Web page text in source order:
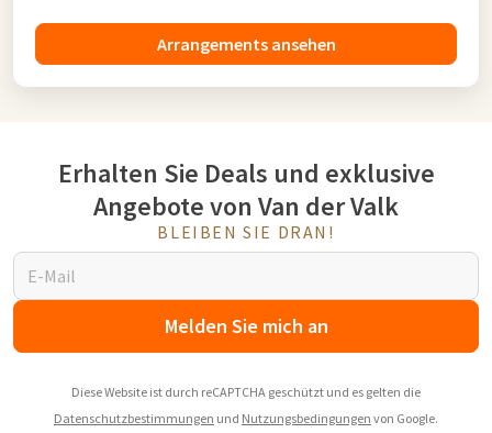
Arrangements ansehen
Erhalten Sie Deals und exklusive
Angebote von Van der Valk
BLEIBEN SIE DRAN!
Melden Sie mich an
Diese Website ist durch reCAPTCHA geschützt und es gelten die
Datenschutzbestimmungen und Nutzungsbedingungen von Google.